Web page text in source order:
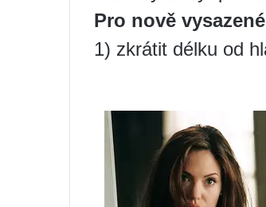
Pro nově
1) zkrátit délku od